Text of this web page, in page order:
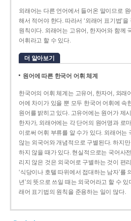
외래어는 다른 언어에서 들어온 말이므로
해서 적어야 한다. 따라서 ‘외래어 표기법’을
원칙이다. 외래어는 고유어, 한자어와 함께
어휘라고 할 수 있다.
더 알아보기
원어에 따른 한국어 어휘 체계
한국어의 어휘 체계는 고유어, 한자어, 외래
어에 차이가 있을 뿐 모두 한국어 어휘에 속
원어를 밝히고 있다. 고유어에는 원어가 제
한자가, 외래어에는 각 단어의 원어명과 로
이로써 어휘 부류를 알 수가 있다. 외래어는
않는 외국어와 개념적으로 구별된다. 하지
하지 않을 때가 있다. 현실적으로는 국어사
리지 않은 것은 외국어로 구별하는 것이 편
‘식당이나 호텔 따위에서 접대하는 남자’를
년’의 뜻으로 쓰일 때는 외국어라고 할 수
래어 표기법의 원칙을 준용하는 일이 많다.